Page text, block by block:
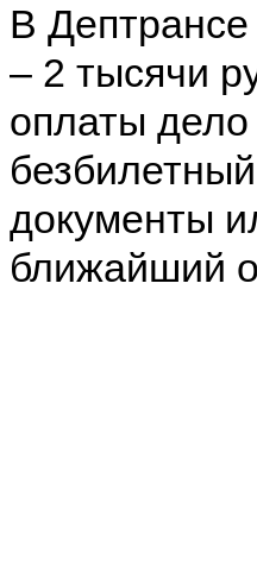
В
– 2 тысячи
оплаты
документы
ближайший